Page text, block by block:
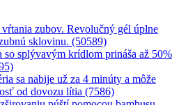
zubov. Revolučný gél úplne
sklovinu. (50589)
so splývavým krídlom prináša až 50%
sa nabije už za 4 minúty a môže
od dovozu lítia (7586)